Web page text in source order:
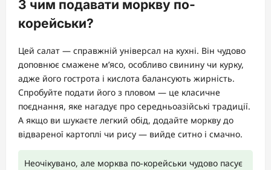
З чим подавати моркву по-
корейськи?
Цей салат — справжній універсал на кухні. Він чудово
доповнює смажене м’ясо, особливо свинину чи курку,
адже його гострота і кислота балансують жирність.
Спробуйте подати його з пловом — це класичне
поєднання, яке нагадує про середньоазійські традиції.
А якщо ви шукаєте легкий обід, додайте моркву до
відвареної картоплі чи рису — вийде ситно і смачно.
Неочікувано, але морква по-корейськи чудово пасує